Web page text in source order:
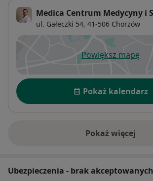
Medica Centrum Medycyny i
ul. Gałeczki 54, 41-506 Chorzów
Powiększ mapę
otwiera się
Dostępność
Pokaż kalendarz
Pokaż więcej
o adresie
Ubezpieczenia - brak akceptowanych